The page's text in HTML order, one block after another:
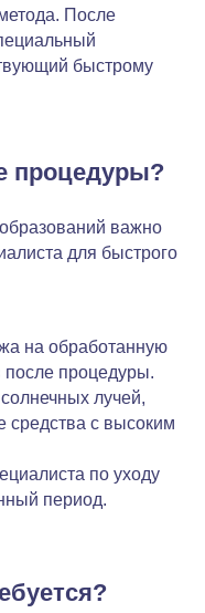
После
быстрому
процедуры?
важно
для быстрого
на обработанную
после процедуры.
лучей,
средства с высоким
по уходу
период.